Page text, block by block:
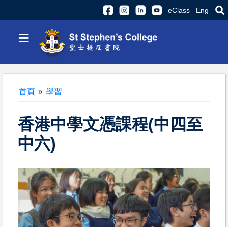
eClass Eng
≡
首頁 » 學習
香港中學文憑課程(中四至
中六)